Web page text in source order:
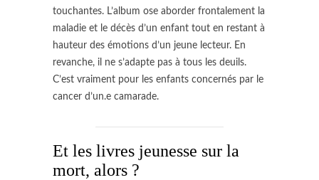
touchantes. L’album ose aborder frontalement la
maladie et le décès d’un enfant tout en restant à
hauteur des émotions d’un jeune lecteur. En
revanche, il ne s’adapte pas à tous les deuils.
C’est vraiment pour les enfants concernés par le
cancer d’un.e camarade.
Et les livres jeunesse sur la
mort, alors ?